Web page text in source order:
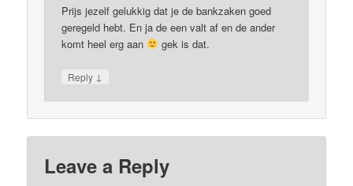
Prijs jezelf gelukkig dat je de bankzaken goed
geregeld hebt. En ja de een valt af en de ander
komt heel erg aan
gek is dat.
Reply ↓
Leave a Reply